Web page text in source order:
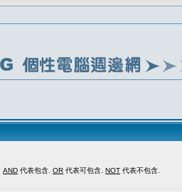
AND 代表包含. OR 代表可包含. NOT 代表不包含.